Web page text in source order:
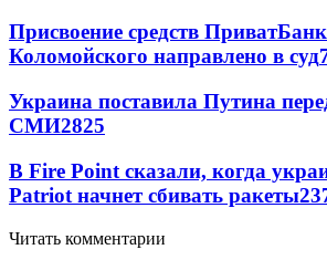
Присвоение средств
Коломойского направлено в суд
Украина поставила Путина
СМИ2825
В Fire Point сказали, когда
Patriot начнет сбивать ракеты
Читать комментарии